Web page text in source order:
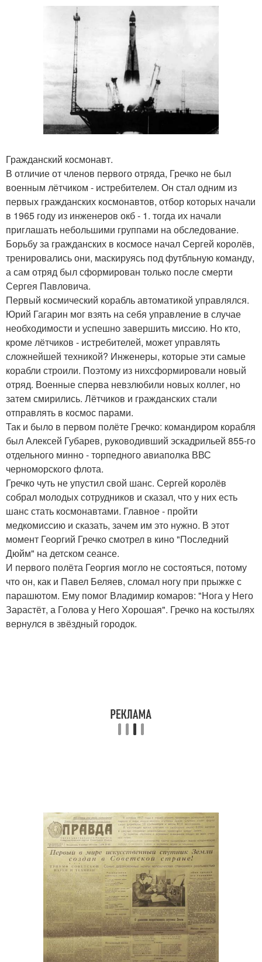
Гражданский космонавт.
В отличие от членов первого отряда, Гречко не был
военным лётчиком - истребителем. Он стал одним из
первых гражданских космонавтов, отбор которых начали
в 1965 году из инженеров окб - 1. тогда их начали
приглашать небольшими группами на обследование.
Борьбу за гражданских в космосе начал Сергей королёв,
тренировались они, маскируясь под футбльную команду,
а сам отряд был сформирован только после смерти
Сергея Павловича.
Первый космический корабль автоматикой управлялся.
Юрий Гагарин мог взять на себя управление в случае
необходимости и успешно завершить миссию. Но кто,
кроме лётчиков - истребителей, может управлять
сложнейшей техникой? Инженеры, которые эти самые
корабли строили. Поэтому из нихсформировали новый
отряд. Военные сперва невзлюбили новых коллег, но
затем смирились. Лётчиков и гражданских стали
отправлять в космос парами.
Так и было в первом полёте Гречко: командиром корабля
был Алексей Губарев, руководивший эскадрильей 855-го
отдельного минно - торпедного авиаполка ВВС
черноморского флота.
Гречко чуть не упустил свой шанс. Сергей королёв
собрал молодых сотрудников и сказал, что у них есть
шанс стать космонавтами. Главное - пройти
медкомиссию и сказать, зачем им это нужно. В этот
момент Георгий Гречко смотрел в кино "Последний
Дюйм" на детском сеансе.
И первого полёта Георгия могло не состояться, потому
что он, как и Павел Беляев, сломал ногу при прыжке с
парашютом. Ему помог Владимир комаров: "Нога у Него
Зарастёт, а Голова у Него Хорошая". Гречко на костылях
вернулся в звёздный городок.